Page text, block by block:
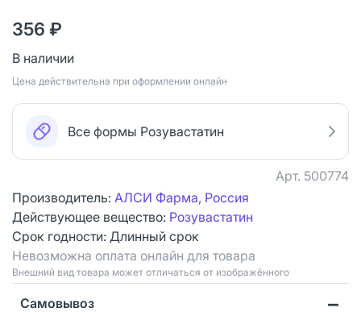
356 ₽
В наличии
Цена действительна при оформлении онлайн
Все формы Розувастатин
Арт. 500774
Производитель: АЛСИ Фарма, Россия
Действующее вещество: Розувастатин
Срок годности: Длинный срок
Невозможна оплата онлайн для товара
Bнешний вид товара может отличаться от изображённого
Самовывоз